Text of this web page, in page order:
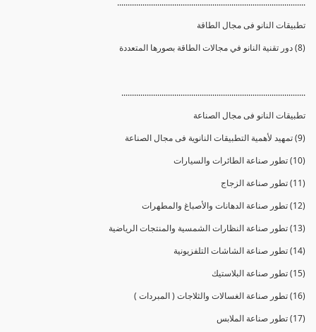
تطبيقات النانو فى مجال الطاقة
(8) دور تقنية النانو في مجالات الطاقة بصورها المتعددة
.......................................................................................
تطبيقات النانو فى مجال الصناعة
(9) تمهيد لأهمية التطبيقات النانوية فى مجال الصناعة
(10) تطور صناعة الطائرات والسيارات
(11) تطور صناعة الزجاج
(12) تطور صناعة الدهانات والأصباغ والمطهرات
(13) تطور صناعة النظارات الشمسية والمنتجات الرياضية
(14) تطور صناعة الشاشات التلفزيونية
(15) تطور صناعة البلاستيك
(16) تطور صناعة الغسالات والثلاجات ( المبردات )
(17) تطور صناعة الملابس